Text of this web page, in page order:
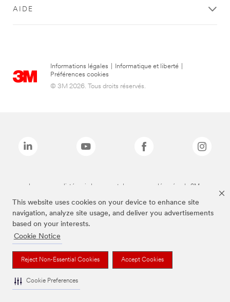
This website uses cookies on your device to enhance site
navigation, analyze site usage, and deliver you advertisements
based on your interests.
Cookie Notice
Reject Non-Essential Cookies Accept Cookies
Cookie Preferences
AIDE
Informations légales Informatique et liberté
Préférences cookies
© 3M 2026. Tous droits réservés.
Les marques listées ci-dessus sont des marques déposées de 3M.